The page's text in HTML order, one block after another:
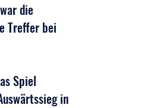
die
Treffer bei
Spiel
in